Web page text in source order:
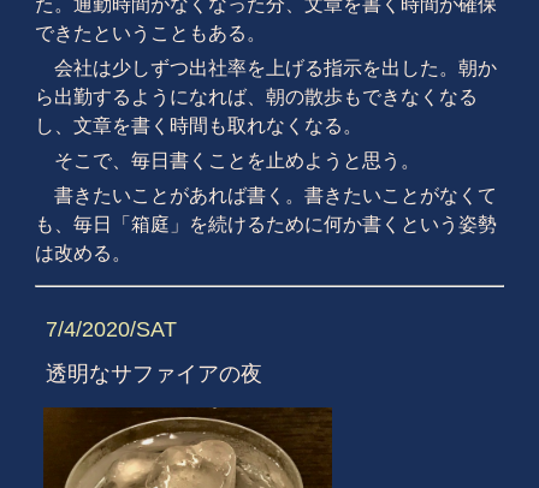
た。通勤時間がなくなった分、文章を書く時間が確保
できたということもある。
会社は少しずつ出社率を上げる指示を出した。朝か
ら出勤するようになれば、朝の散歩もできなくなる
し、文章を書く時間も取れなくなる。
そこで、毎日書くことを止めようと思う。
書きたいことがあれば書く。書きたいことがなくて
も、毎日「箱庭」を続けるために何か書くという姿勢
は改める。
7/4/2020/SAT
透明なサファイアの夜